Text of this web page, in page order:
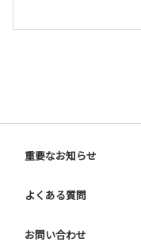
重要なお知らせ
よくある質問
お問い合わせ